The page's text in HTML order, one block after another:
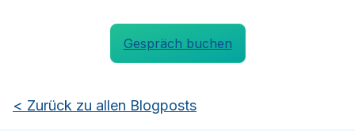
Gespräch buchen
< Zurück zu allen Blogposts